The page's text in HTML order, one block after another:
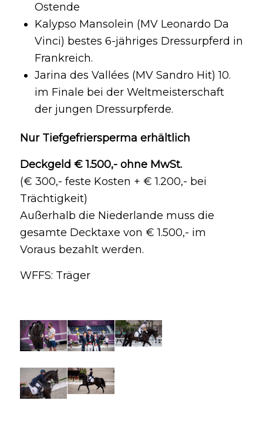
Ostende
Kalypso Mansolein (MV Leonardo Da
Vinci) bestes 6-jähriges Dressurpferd in
Frankreich.
Jarina des Vallées (MV Sandro Hit) 10.
im Finale bei der Weltmeisterschaft
der jungen Dressurpferde.
Nur Tiefgefriersperma erhältlich
Deckgeld € 1.500,- ohne MwSt.
(€ 300,- feste Kosten + € 1.200,- bei
Trächtigkeit)
Außerhalb die Niederlande muss die
gesamte Decktaxe von € 1.500,- im
Voraus bezahlt werden.
WFFS: Träger